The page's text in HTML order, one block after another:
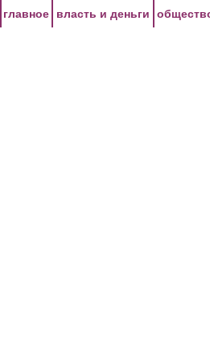
главное власть и деньги